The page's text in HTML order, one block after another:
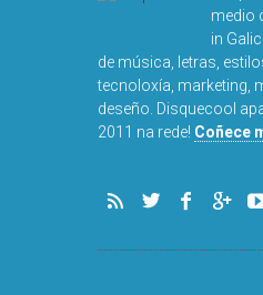
medio
tecnoloxía, marketing,